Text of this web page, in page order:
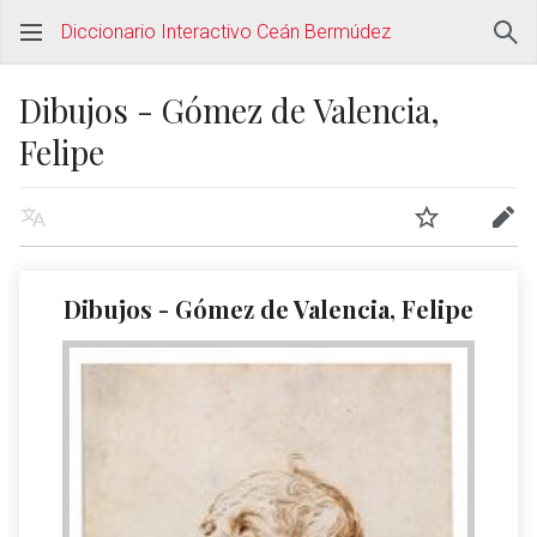
Diccionario Interactivo Ceán Bermúdez
Dibujos - Gómez de Valencia,
Felipe
Dibujos - Gómez de Valencia, Felipe